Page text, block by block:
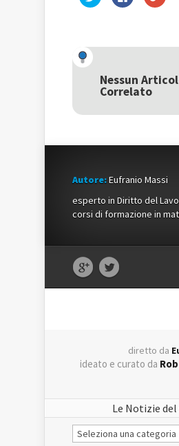
clic
una
nuova
finestra)
clic
nuova
finestra)
clic
una
Nessun
Correlato
Autore:Eufranio Massi
esperto in Diritto del
corsi di formazione in
diretto da
ideato e curato da
Le Notizie
Le
Notizie